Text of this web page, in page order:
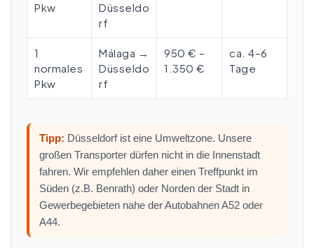
Pkw
Düsseldo
rf
1
normales
Pkw
Málaga →
Düsseldo
rf
950 € –
1.350 €
ca. 4–6
Tage
Tipp: Düsseldorf ist eine Umweltzone. Unsere
großen Transporter dürfen nicht in die Innenstadt
fahren. Wir empfehlen daher einen Treffpunkt im
Süden (z.B. Benrath) oder Norden der Stadt in
Gewerbegebieten nahe der Autobahnen A52 oder
A44.